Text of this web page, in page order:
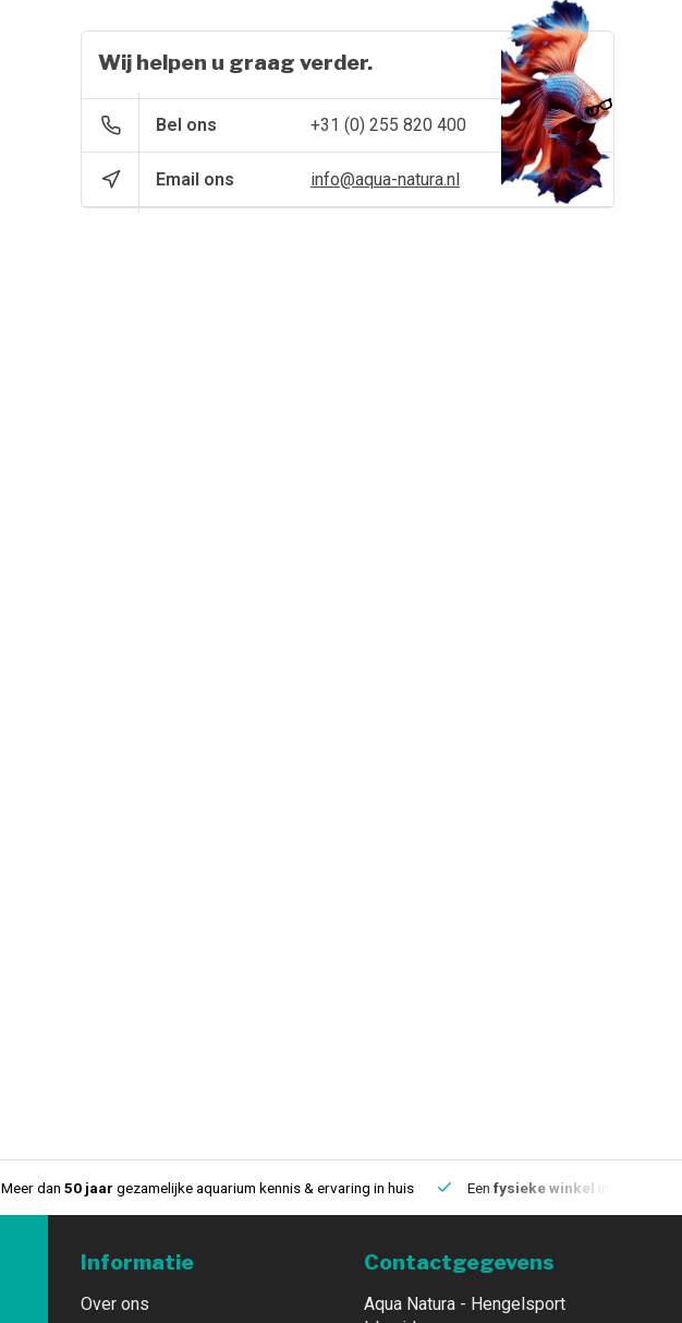
Wij helpen u graag verder.
Bel ons +31 (0) 255 820 400
Email ons info@aqua-natura.nl
Meer dan 50 jaar gezamelijke aquarium kennis & ervaring in huis Een fysieke winkel
Informatie
Over ons
Contactgegevens
Aqua Natura - Hengelsport